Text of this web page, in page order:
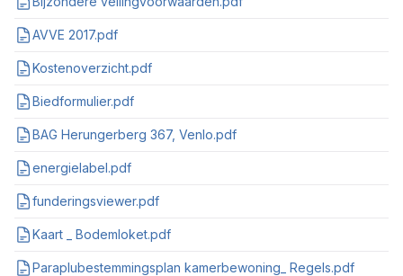
AVVE 2017.pdf
Kostenoverzicht.pdf
Biedformulier.pdf
BAG Herungerberg 367, Venlo.pdf
energielabel.pdf
funderingsviewer.pdf
Kaart _ Bodemloket.pdf
Paraplubestemmingsplan kamerbewoning_ Regels.pdf